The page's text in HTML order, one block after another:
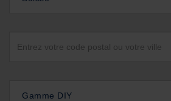
Gamme DIY